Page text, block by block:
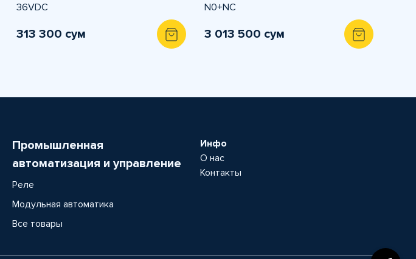
36VDC
313 300 сум
N0+NC
3 013 500 сум
Промышленная
автоматизация и управление
Реле
Модульная автоматика
Все товары
Инфо
О нас
Контакты